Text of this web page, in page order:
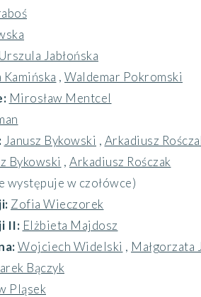
Urszula Jabłońska
Kamińska , Waldemar Pokromski
Mirosław Mentcel
Janusz Bykowski , Arkadiusz
Bykowski , Arkadiusz Rośczak
występuje w czołówce)
Zofia Wieczorek
II: Elżbieta Majdosz
Wojciech Widelski , Małgorzata
Bączyk
Pląsek